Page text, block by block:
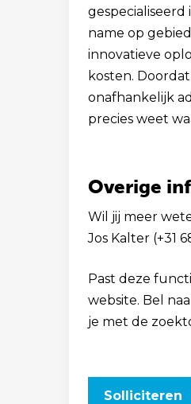
name op
innovatieve
kosten.
onafhankelijk
precies weet
Overige
Wil jij meer
Jos Kalter (+31
Past deze
website. Bel
je met de
Solliciteren